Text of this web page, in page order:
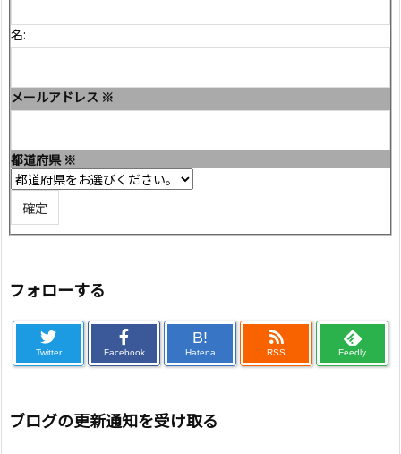
名:
メールアドレス ※
都道府県 ※
フォローする
Twitter Facebook
B!
Hatena RSS Feedly
ブログの更新通知を受け取る